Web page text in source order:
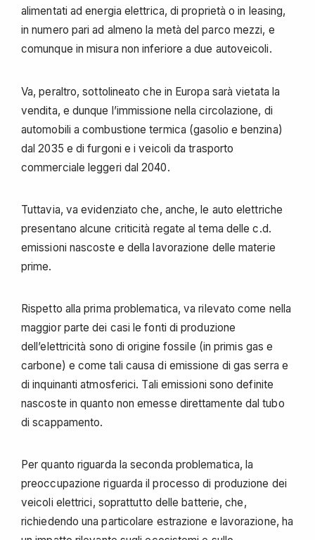
alimentati ad energia elettrica, di proprietà o in leasing,
in numero pari ad almeno la metà del parco mezzi, e
comunque in misura non inferiore a due autoveicoli.
Va, peraltro, sottolineato che in Europa sarà vietata la
vendita, e dunque l’immissione nella circolazione, di
automobili a combustione termica (gasolio e benzina)
dal 2035 e di furgoni e i veicoli da trasporto
commerciale leggeri dal 2040.
Tuttavia, va evidenziato che, anche, le auto elettriche
presentano alcune criticità regate al tema delle c.d.
emissioni nascoste e della lavorazione delle materie
prime.
Rispetto alla prima problematica, va rilevato come nella
maggior parte dei casi le fonti di produzione
dell’elettricità sono di origine fossile (in primis gas e
carbone) e come tali causa di emissione di gas serra e
di inquinanti atmosferici. Tali emissioni sono definite
nascoste in quanto non emesse direttamente dal tubo
di scappamento.
Per quanto riguarda la seconda problematica, la
preoccupazione riguarda il processo di produzione dei
veicoli elettrici, soprattutto delle batterie, che,
richiedendo una particolare estrazione e lavorazione, ha